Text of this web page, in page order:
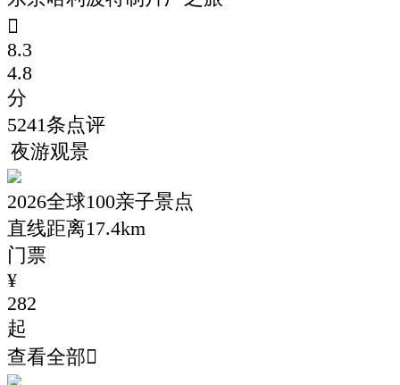

8.3
4.8
分
5241条点评
夜游观景
2026全球100亲子景点
直线距离17.4km
门票
¥
282
起
查看全部